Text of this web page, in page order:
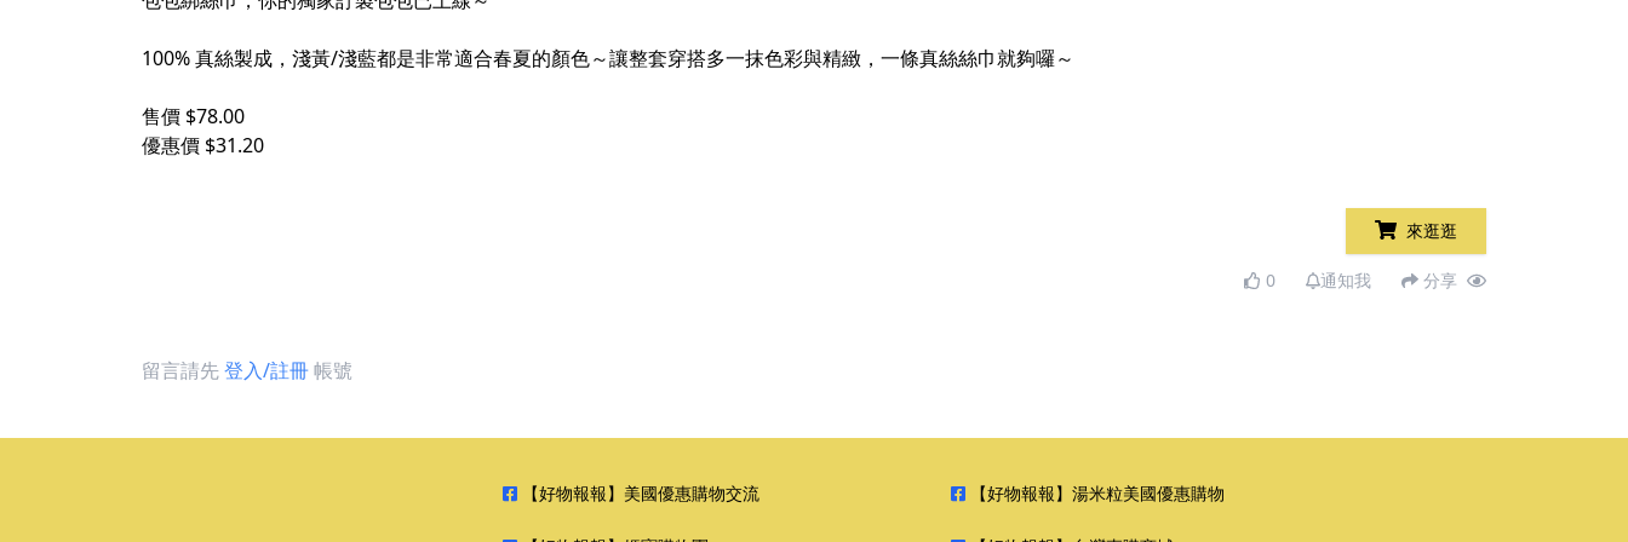
100% 真絲製成，淺黃/淺藍都是非常適合春夏的顏色～讓整套穿搭多一抹色彩與精緻，一條真絲絲巾就夠囉～
售價 $78.00
優惠價 $31.20
來逛逛
0 通知我 分享
留言請先登入/註冊帳號
【好物報報】美國優惠購物交流 【好物報報】湯米粒美國優惠購物